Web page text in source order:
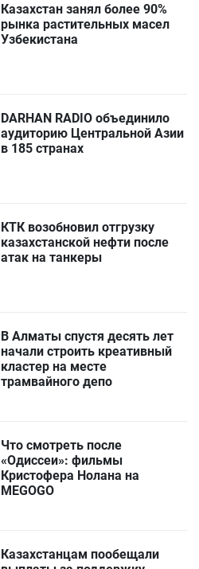
Казахстан занял более 90%
рынка растительных масел
Узбекистана
DARHAN RADIO объединило
аудиторию Центральной Азии
в 185 странах
КТК возобновил отгрузку
казахстанской нефти после
атак на танкеры
В Алматы спустя десять лет
начали строить креативный
кластер на месте
трамвайного депо
Что смотреть после
«Одиссеи»: фильмы
Кристофера Нолана на
MEGOGO
Казахстанцам пообещали